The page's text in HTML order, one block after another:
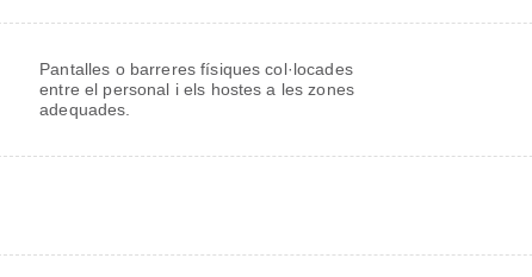
Pantalles o barreres físiques col·locades
entre el personal i els hostes a les zones
adequades.